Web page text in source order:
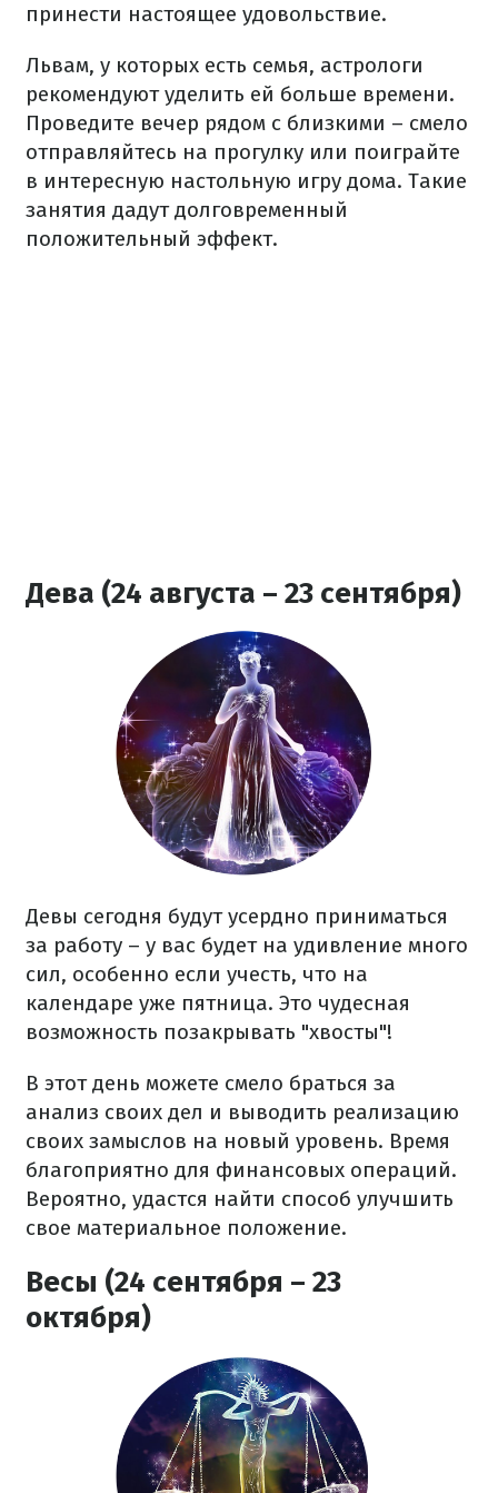
принести настоящее удовольствие.
Львам, у которых есть семья, астрологи
рекомендуют уделить ей больше времени.
Проведите вечер рядом с близкими – смело
отправляйтесь на прогулку или поиграйте
в интересную настольную игру дома. Такие
занятия дадут долговременный
положительный эффект.
Дева (24 августа – 23 сентября)
Девы сегодня будут усердно приниматься
за работу – у вас будет на удивление много
сил, особенно если учесть, что на
календаре уже пятница. Это чудесная
возможность позакрывать "хвосты"!
В этот день можете смело браться за
анализ своих дел и выводить реализацию
своих замыслов на новый уровень. Время
благоприятно для финансовых операций.
Вероятно, удастся найти способ улучшить
свое материальное положение.
Весы (24 сентября – 23
октября)